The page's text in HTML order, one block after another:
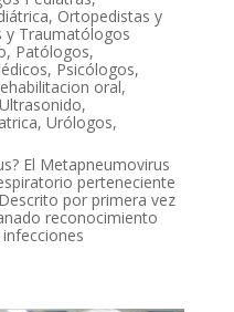
, Ortopedistas y
y Traumatólogos
, Patólogos,
, Psicólogos,
oral,
Ultrasonido,
, Urólogos,
El Metapneumovirus
perteneciente
por primera vez
reconocimiento